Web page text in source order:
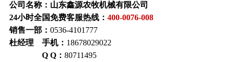
公司名称：山东鑫源农牧机械有限公司
24小时全国免费客服热线： 400-0076-008
销售一部： 0536-4101777
杜经理 手机： 18678029022
Q Q： 80711495